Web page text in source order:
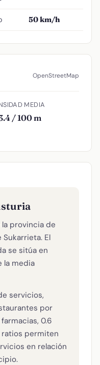
50 km/h
OpenStreetMap
MEDIA
/ 100 m
provincia de
Sukarrieta. El
se sitúa en
la media
servicios,
por
0.6
permiten
en relación